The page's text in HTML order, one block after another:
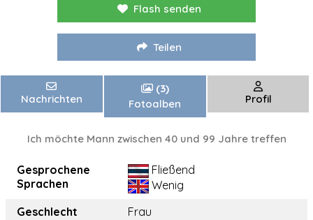
Flash senden
Teilen
Nachrichten
(3)
Fotoalben
Profil
Ich möchte Mann zwischen 40 und 99 Jahre treffen
Gesprochene
Sprachen
Fließend
Wenig
Geschlecht
Frau